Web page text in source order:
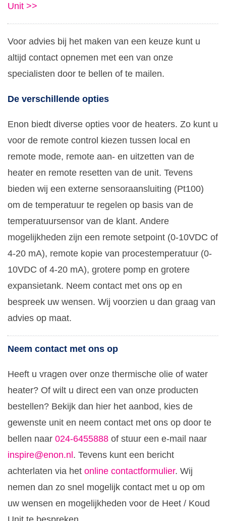
Unit >>
Voor advies bij het maken van een keuze kunt u
altijd contact opnemen met een van onze
specialisten door te bellen of te mailen.
De verschillende opties
Enon biedt diverse opties voor de heaters. Zo kunt u
voor de remote control kiezen tussen local en
remote mode, remote aan- en uitzetten van de
heater en remote resetten van de unit. Tevens
bieden wij een externe sensoraansluiting (Pt100)
om de temperatuur te regelen op basis van de
temperatuursensor van de klant. Andere
mogelijkheden zijn een remote setpoint (0-10VDC of
4-20 mA), remote kopie van procestemperatuur (0-
10VDC of 4-20 mA), grotere pomp en grotere
expansietank. Neem contact met ons op en
bespreek uw wensen. Wij voorzien u dan graag van
advies op maat.
Neem contact met ons op
Heeft u vragen over onze thermische olie of water
heater? Of wilt u direct een van onze producten
bestellen? Bekijk dan hier het aanbod, kies de
gewenste unit en neem contact met ons op door te
bellen naar 024-6455888 of stuur een e-mail naar
inspire@enon.nl. Tevens kunt een bericht
achterlaten via het online contactformulier. Wij
nemen dan zo snel mogelijk contact met u op om
uw wensen en mogelijkheden voor de Heet / Koud